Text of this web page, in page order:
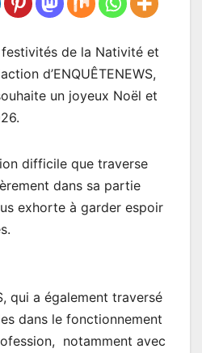
de la Nativité et
d’ENQUÊTENEWS,
un joyeux Noël et
difficile que traverse
dans sa partie
exhorte à garder espoir
qui a également traversé
dans le fonctionnement
notamment avec